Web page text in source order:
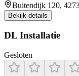
Buitendijk 120,
Bekijk details
DL Installatie
Gesloten